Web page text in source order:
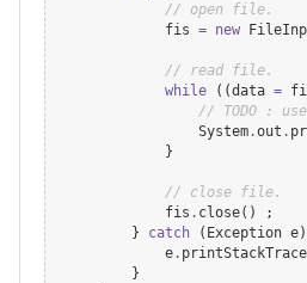
// open file.
            fis
= new
// read file.
while ((data =
// TODO :
System .out .
            }
// close file.
            fis
. close() ;
        }
catch ( Exception
            e
.
        }